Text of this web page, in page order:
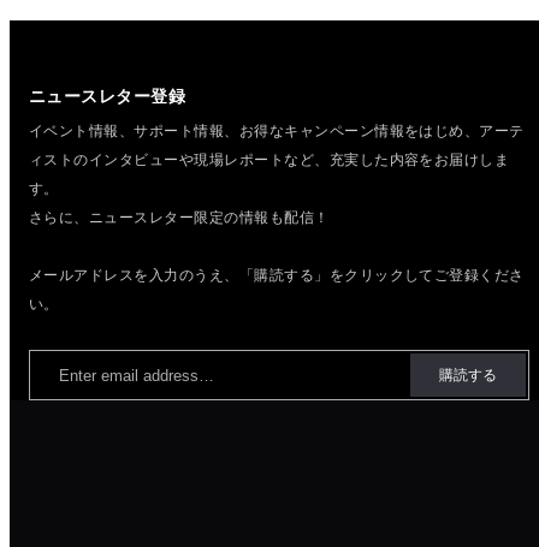
ニュースレター登録
イベント情報、サポート情報、お得なキャンペーン情報をはじめ、 アーテ
ィストのインタビューや現場レポートなど、充実した内容をお届けしま
す。
さらに、ニュースレター限定の情報も配信！
メールアドレスを入力のうえ、「購読する」をクリックしてご登録くださ
い。